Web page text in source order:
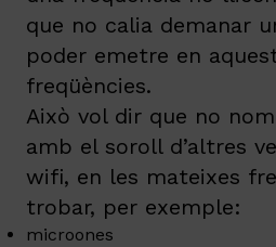
que no calia demanar
poder emetre en
freqüències.
Això vol dir que no
amb el soroll d’altres
wifi, en les mateixes
trobar, per exemple:
microones